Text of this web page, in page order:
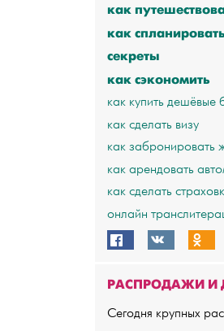
как
как
секреты
как сэкономить
как купить дешёвые
как сделать визу
как забронировать
как арендовать
как сделать
онлайн
РАСПРОДАЖИ И
Сегодня крупных